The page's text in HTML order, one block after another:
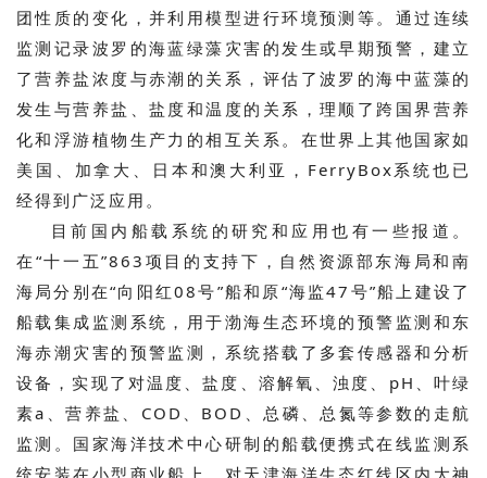
团性质的变化，并利用模型进行环境预测等。通过连续
监测记录波罗的海蓝绿藻灾害的发生或早期预警，建立
了营养盐浓度与赤潮的关系，评估了波罗的海中蓝藻的
发生与营养盐、盐度和温度的关系，理顺了跨国界营养
化和浮游植物生产力的相互关系。在世界上其他国家如
美国、加拿大、日本和澳大利亚，FerryBox系统也已
经得到广泛应用。
目前国内船载系统的研究和应用也有一些报道。
在“十一五”863项目的支持下，自然资源部东海局和南
海局分别在“向阳红08号”船和原“海监47号”船上建设了
船载集成监测系统，用于渤海生态环境的预警监测和东
海赤潮灾害的预警监测，系统搭载了多套传感器和分析
设备，实现了对温度、盐度、溶解氧、浊度、pH、叶绿
素a、营养盐、COD、BOD、总磷、总氮等参数的走航
监测。国家海洋技术中心研制的船载便携式在线监测系